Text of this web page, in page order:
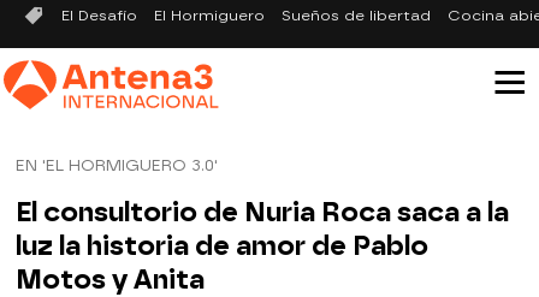
El Desafío El Hormiguero Sueños de libertad Cocina
EN 'EL HORMIGUERO 3.0'
El consultorio de Nuria Roca saca a la
luz la historia de amor de Pablo
Motos y Anita